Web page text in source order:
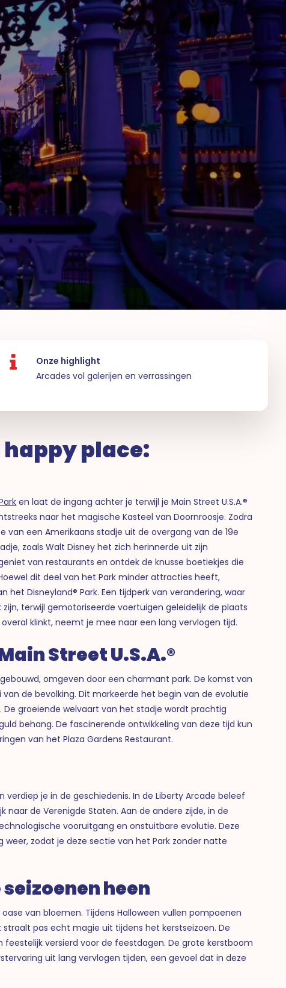
Onze highlight
Arcades vol galerijen en verrassingen
place:
en laat de ingang achter je terwijl je Main Street U.S.A.®
naar het magische Kasteel van Doornroosje. Zodra
van een Amerikaans stadje uit de overgang van de 19e
zoals Walt Disney het zich herinnerde uit zijn
van restaurants en ontdek de knusse boetiekjes die
dit deel van het Park minder attracties heeft,
Disneyland® Park. Een tijdperk van verandering, waar
terwijl gemotoriseerde voertuigen geleidelijk de plaats
klinkt, neemt je mee naar een lang vervlogen tijd.
Street U.S.A.®
omgeven door een charmant park. De komst van
de bevolking. Dit markeerde het begin van de evolutie
groeiende welvaart van het stadje wordt prachtig
behang. De fascinerende ontwikkeling van deze tijd kun
van het Plaza Gardens Restaurant.
je in de geschiedenis. In de Liberty Arcade beleef
naar de Verenigde Staten. Aan de andere zijde, in de
vooruitgang en onstuitbare evolutie. Deze
zodat je deze sectie van het Park zonder natte
heen
van bloemen. Tijdens Halloween vullen pompoenen
pas echt magie uit tijdens het kerstseizoen. De
versierd voor de feestdagen. De grote kerstboom
uit lang vervlogen tijden, een gevoel dat in deze